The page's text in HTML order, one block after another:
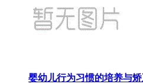
婴幼儿行为习惯的培养与